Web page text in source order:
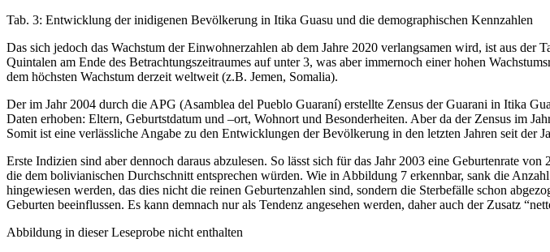
Tab. 3: Entwicklung der inidigenen Bevölkerung in Itika Guasu und die demographischen Kennzahlen
Das sich jedoch das Wachstum der Einwohnerzahlen ab dem Jahre 2020 verlangsamen wird, ist aus
Quintalen am Ende des Betrachtungszeitraumes auf unter 3, was aber immernoch einer hohen
dem höchsten Wachstum derzeit weltweit (z.B. Jemen, Somalia).
Der im Jahr 2004 durch die APG (Asamblea del Pueblo Guaraní) erstellte Zensus der Guarani in Itika
Daten erhoben: Eltern, Geburtstdatum und –ort, Wohnort und Besonderheiten. Aber da der Zensus im
Somit ist eine verlässliche Angabe zu den Entwicklungen der Bevölkerung in den letzten Jahren seit der
Erste Indizien sind aber dennoch daraus abzulesen. So lässt sich für das Jahr 2003 eine Geburtenrate
die dem bolivianischen Durchschnitt entsprechen würden. Wie in Abbildung 7 erkennbar, sank die
hingewiesen werden, das dies nicht die reinen Geburtenzahlen sind, sondern die Sterbefälle schon
Geburten beeinflussen. Es kann demnach nur als Tendenz angesehen werden, daher auch der Zusatz
Abbildung in dieser Leseprobe nicht enthalten